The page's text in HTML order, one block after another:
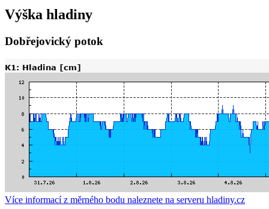
Výška hladiny
Dobřejovický potok
Více informací z měrného bodu naleznete na serveru hladiny.cz